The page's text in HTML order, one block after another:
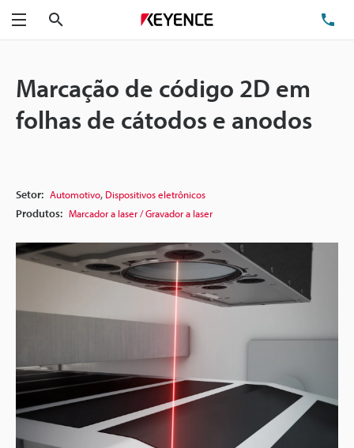
Menu
Marcação de código 2D em
folhas de cátodos e anodos
Setor: Automotivo, Dispositivos eletrônicos
Produtos: Marcador a laser / Gravador a laser